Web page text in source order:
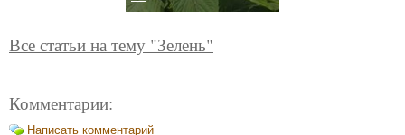
Все статьи на тему "Зелень"
Комментарии:
Написать комментарий